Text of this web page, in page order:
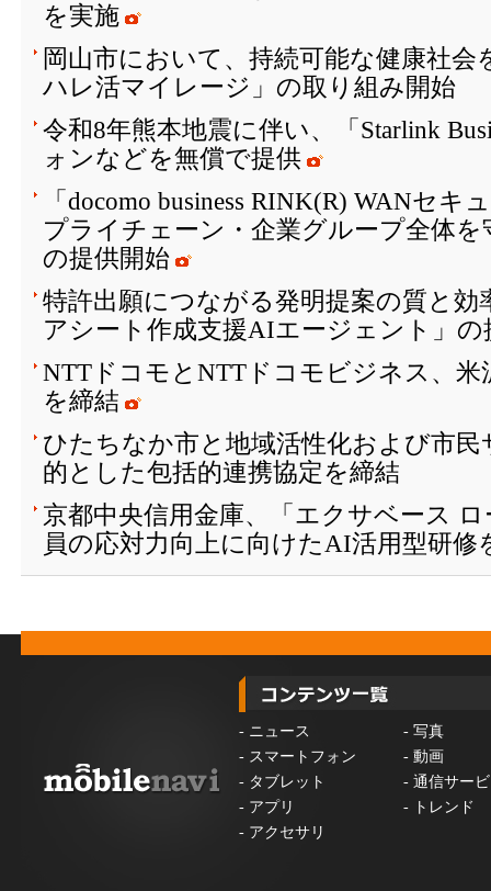
を実施
岡山市において、持続可能な健康社
ハレ活マイレージ」の取り組み開始
令和8年熊本地震に伴い、「Starlink
ォンなどを無償で提供
「docomo business RINK(R) WANセ
プライチェーン・企業グループ全体を
の提供開始
特許出願につながる発明提案の質と効
アシート作成支援AIエージェント」の
NTTドコモとNTTドコモビジネス、米
を締結
ひたちなか市と地域活性化および市
的とした包括的連携協定を締結
京都中央信用金庫、「エクサベース
員の応対力向上に向けたAI活用型研修
- ニュース - 写真
- スマートフォン - 動画
- タブレット - 通信サー
- アプリ -
トレンド
- アクセサリ